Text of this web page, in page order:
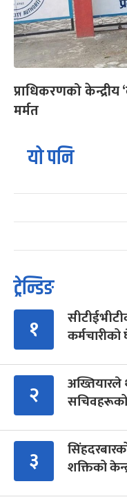
प्राधिकरणको केन्द्रीय
मर्मत
यो पनि
ट्रेन्डिङ
१
२
अख्तियारले
सचिवहरूको
३
शक्तिको